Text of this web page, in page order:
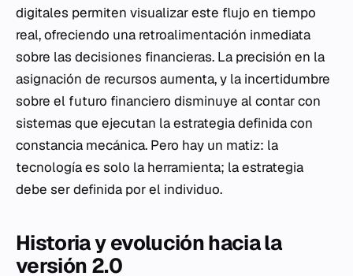
digitales permiten visualizar este flujo en tiempo
real, ofreciendo una retroalimentación inmediata
sobre las decisiones financieras. La precisión en la
asignación de recursos aumenta, y la incertidumbre
sobre el futuro financiero disminuye al contar con
sistemas que ejecutan la estrategia definida con
constancia mecánica. Pero hay un matiz: la
tecnología es solo la herramienta; la estrategia
debe ser definida por el individuo.
Historia y evolución hacia la
versión 2.0